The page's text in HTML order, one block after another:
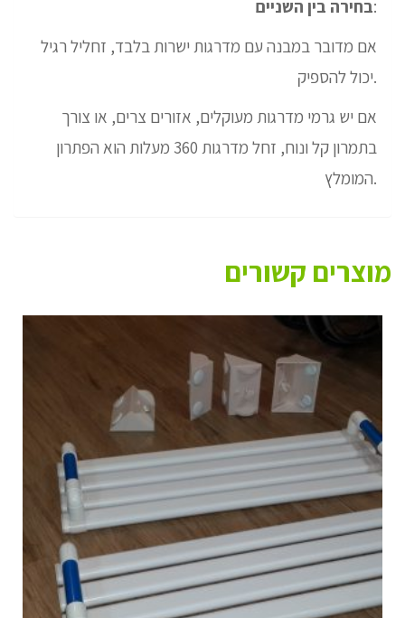
בחירה בין השניים:
אם מדובר במבנה עם מדרגות ישרות בלבד, זחליל רגיל
יכול להספיק.
אם יש גרמי מדרגות מעוקלים, אזורים צרים, או צורך
בתמרון קל ונוח, זחל מדרגות 360 מעלות הוא הפתרון
המומלץ.
מוצרים קשורים